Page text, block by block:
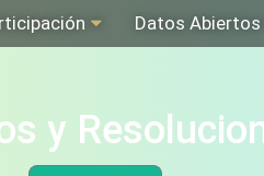
Datos Abiertos
y